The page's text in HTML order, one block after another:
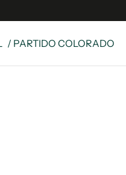
/ PARTIDO COLORADO